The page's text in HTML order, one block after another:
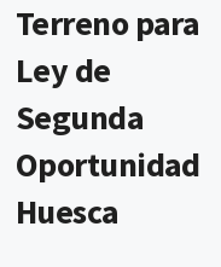
Terreno para
Ley de
Segunda
Oportunidad
Huesca